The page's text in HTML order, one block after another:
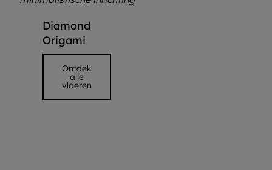
Diamond
Origami
Ontdek
alle
vloeren